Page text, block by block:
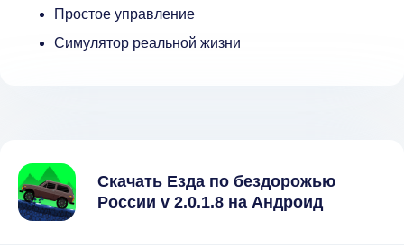
Простое управление
Симулятор реальной жизни
Скачать Езда по бездорожью
России v 2.0.1.8 на Андроид